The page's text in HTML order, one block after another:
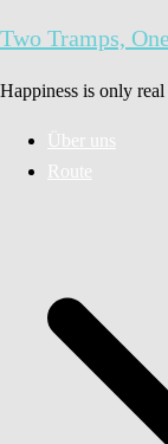
Inhalt
Two Tramps,
Happiness is only
Über uns
Route